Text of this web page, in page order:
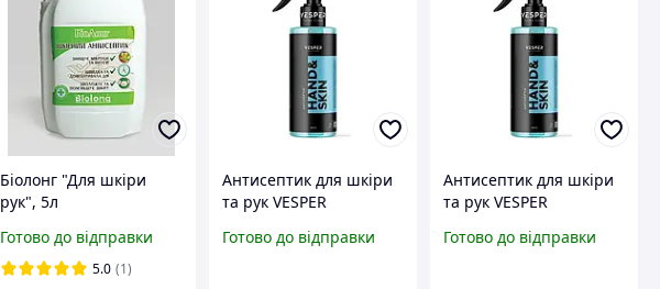
Біолонг "Для шкіри
рук", 5л
Готово до відправки
5.0 (1)
Антисептик для шкіри
та рук VESPER
Готово до відправки
Антисептик для шкіри
та рук VESPER
Готово до відправки